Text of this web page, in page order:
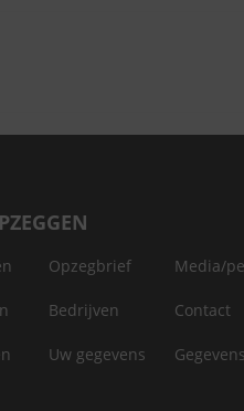
Opzegbrief Media/
Bedrijven Contact
Uw gegevens